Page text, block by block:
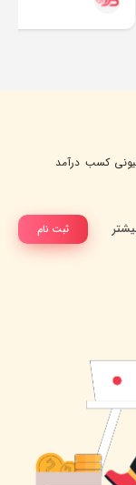
کسب درآمد
ثبت نام